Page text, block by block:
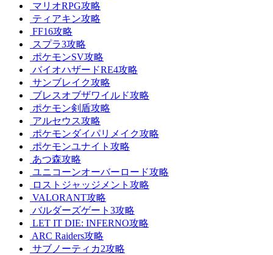
マリオRPG攻略
ティアキン攻略
FF16攻略
スプラ3攻略
ポケモンSV攻略
バイオハザードRE4攻略
サンブレイク攻略
ブレスオブザワイルド攻略
ポケモン剣盾攻略
アルセウス攻略
ポケモンダイパリメイク攻略
ポケモンユナイト攻略
あつ森攻略
ユニコーンオーバーロード攻略
ロストジャッジメント攻略
VALORANT攻略
バルダーズゲート3攻略
LET IT DIE: INFERNO攻略
ARC Raiders攻略
サブノーティカ2攻略